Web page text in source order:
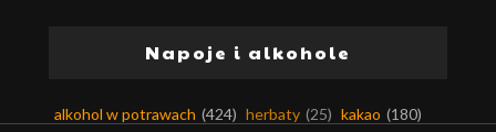
Napoje i alkohole
alkohol w potrawach (424) herbaty (25) kakao (180)